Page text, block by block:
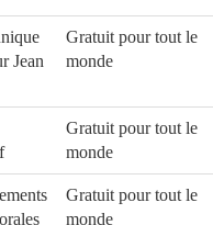
Jean
Gratuit pour tout le
monde
Gratuit pour tout le
monde
Gratuit pour tout le
monde